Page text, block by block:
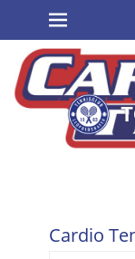
Zum
Inhalt:
Erstes Menü
Cardio